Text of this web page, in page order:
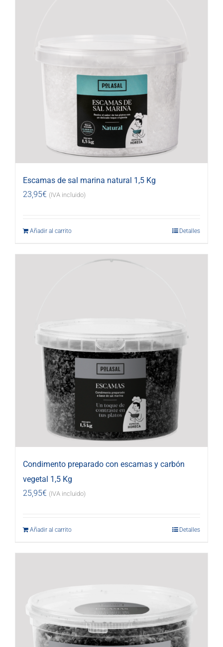
Escamas de sal marina natural 1,5 Kg
23,95€ (IVA incluido)
Añadir al carrito Detalles
Condimento preparado con escamas y carbón
vegetal 1,5 Kg
25,95€ (IVA incluido)
Añadir al carrito Detalles